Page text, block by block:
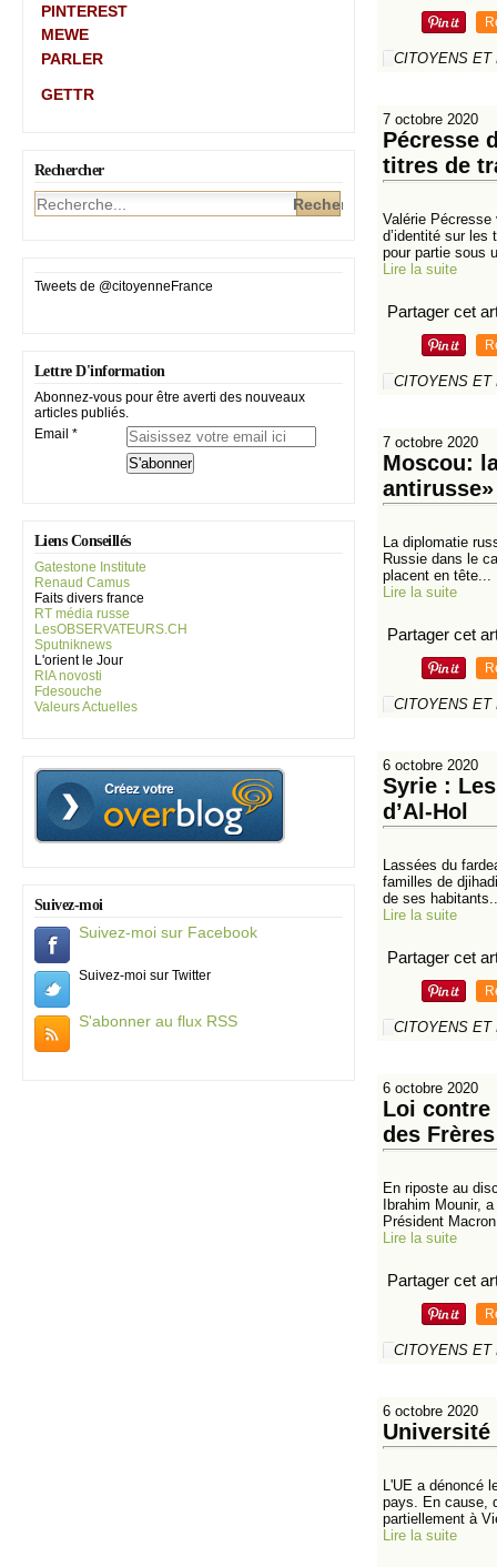
PINTEREST
MEWE
PARLER
GETTR
Rechercher
Tweets de @citoyenneFrance
Lettre D'information
Abonnez-vous pour être averti des nouveaux
articles publiés.
Email
Liens Conseillés
Gatestone Institute
Renaud Camus
Faits divers france
RT média russe
LesOBSERVATEURS.CH
Sputniknews
L'orient le Jour
RIA novosti
Fdesouche
Valeurs Actuelles
Suivez-moi
Suivez-moi sur Facebook
Suivez-moi sur Twitter
S'abonner au flux RSS
CITOYENS ET
7 octobre 2020
Pécresse
titres de
Valérie Pécresse
d’identité sur
pour partie sous
Lire la suite
Partager cet
CITOYENS ET
7 octobre 2020
Moscou:
La diplomatie
Russie dans le
placent en tête...
Lire la suite
Partager cet
CITOYENS ET
6 octobre 2020
Syrie :
d’Al-Hol
Lassées du
familles de
de ses
Lire la suite
Partager cet
CITOYENS ET
6 octobre 2020
Loi contre
des
En riposte au
Ibrahim Mounir,
Président
Lire la suite
Partager cet
CITOYENS ET
6 octobre 2020
Université
L'UE a dénoncé
pays. En cause,
partiellement à
Lire la suite